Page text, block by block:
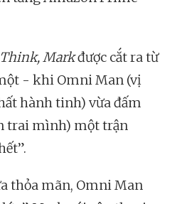
Think, Markđược cắt ra từ
- khi Omni Man (vị
hành tinh) vừa đấm
trai mình) một trận
thỏa mãn, Omni Man